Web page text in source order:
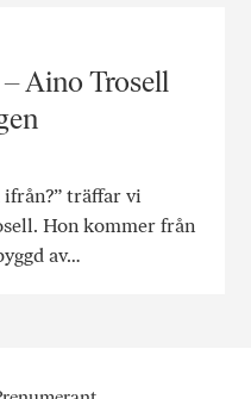
Aino Trosell
träffar vi
Hon kommer från
av…